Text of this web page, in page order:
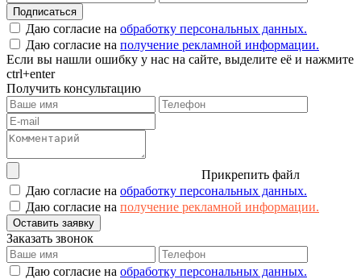
Подписаться
Даю согласие на обработку персональных данных.
Даю согласие на получение рекламной информации.
Если вы нашли ошибку у нас на сайте, выделите её и нажмите
ctrl+enter
Получить консультацию
Прикрепить файл
Даю согласие на обработку персональных данных.
Даю согласие на получение рекламной информации.
Оставить заявку
Заказать звонок
Даю согласие на обработку персональных данных.